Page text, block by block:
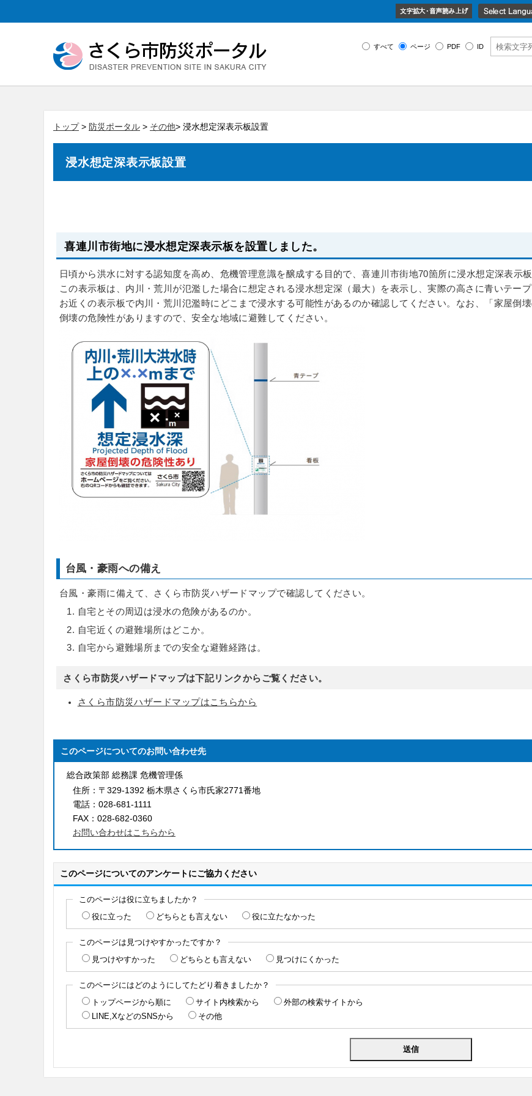
すべて ページ PDF ID
トップ> 防災ポータル > その他> 浸水想定深表示板設置
浸水想定深表示板設置
喜連川市街地に浸水想定深表示板を設置しました。
日頃から洪水に対する認知度を高め、危機管理意識を醸成する目的で、喜連川市街地70箇所に浸水想定深表示板
この表示板は、内川・荒川が氾濫した場合に想定される浸水想定深（最大）を表示し、実際の高さに青いテープ
お近くの表示板で内川・荒川氾濫時にどこまで浸水する可能性があるのか確認してください。なお、「家屋倒
倒壊の危険性がありますので、安全な地域に避難してください。
台風・豪雨への備え
台風・豪雨に備えて、さくら市防災ハザードマップで確認してください。
自宅とその周辺は浸水の危険があるのか。
自宅近くの避難場所はどこか。
自宅から避難場所までの安全な避難経路は。
さくら市防災ハザードマップは下記リンクからご覧ください。
さくら市防災ハザードマップはこちらから
このページについてのお問い合わせ先
総合政策部 総務課 危機管理係
住所： 〒329-1392 栃木県さくら市氏家2771番地
電話： 028-681-1111
FAX： 028-682-0360
お問い合わせはこちらから
このページについてのアンケートにご協力ください
このページは役に立ちましたか？
役に立った
どちらとも言えない 役に立たなかった
このページは見つけやすかったですか？
見つけやすかった
どちらとも言えない 見つけにくかった
このページにはどのようにしてたどり着きましたか？
トップページから順に
サイト内検索から
外部の検索サイトから
LINE,XなどのSNSから
その他